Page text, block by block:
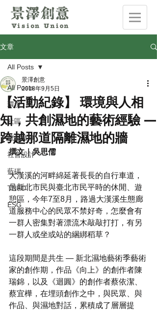
文章
All Posts
環境
社區
流域敘事
社會設計
藍碳
TNFD
ESG
All Posts
【活動紀錄】 環境與人相
知，共創濕地的藝術經驗 —
跨越那道隔離濕地的牆
景澤創意
2018年9月5日
撰文｜吳思儒
大漢溪的河畔綿延著長長的自行車道，
是新北市民與臺北市民平時的休閒、遊
憩區，今年7至8月，路過大漢溪生態廊
道服務中心的民眾不禁好奇，怎麼會有
一群人密集對著漂流木敲敲打打，有另
一群人或坐或站的綑綁稻草？
這段期間是共生 — 新北濕地藝術季藝術
家的創作期，作品《向上》的創作者陳
瑞錦，以及《迴圓》的創作者蔡依潔、
蔡宜樺，在埋頭創作之中，與民眾、與
作品、與濕地對話，累積成了層層提